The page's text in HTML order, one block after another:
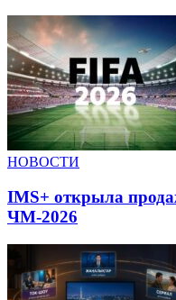
НОВОСТИ
IMS+ открыла
ЧМ-2026